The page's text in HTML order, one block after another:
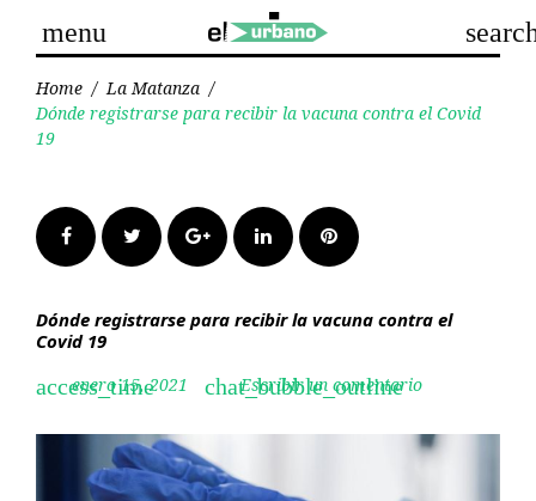
content
menu
Home / La Matanza /
Dónde registrarse para recibir la vacuna contra el Covid
19
FacebookTwitter Google+LinkedInPinterest
Dónde registrarse para recibir la vacuna contra el
Covid 19
access_time
enero 15, 2021 chat_bubble_outline
Escribir un comentario